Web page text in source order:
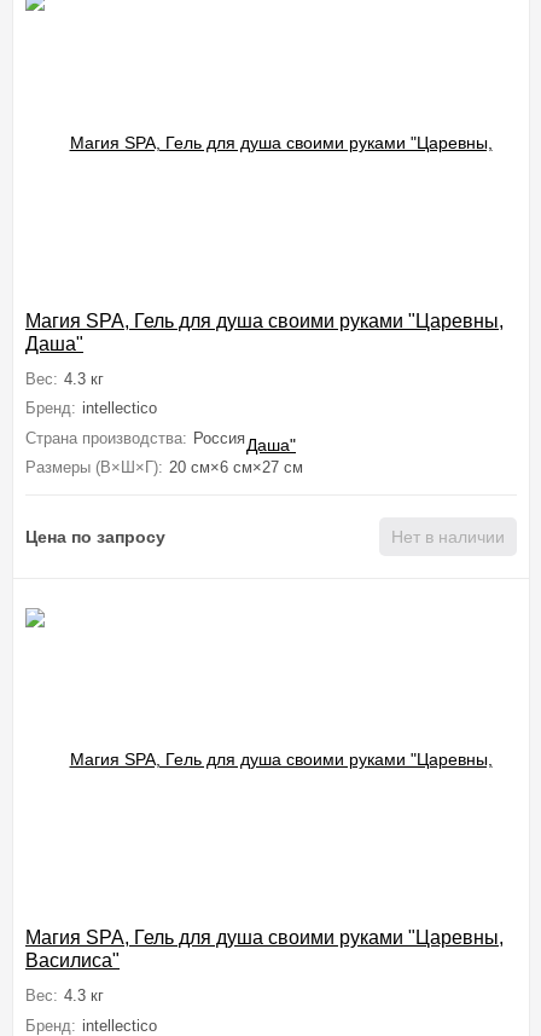
Магия SPA, Гель для душа своими руками "Царевны,
Даша"
Вес: 4.3 кг
Бренд: intellectico
Страна производства: Россия
Размеры (В×Ш×Г): 20 см×6 см×27 см
Цена по запросу Нет в наличии
Магия SPA, Гель для душа своими руками "Царевны,
Василиса"
Вес: 4.3 кг
Бренд: intellectico